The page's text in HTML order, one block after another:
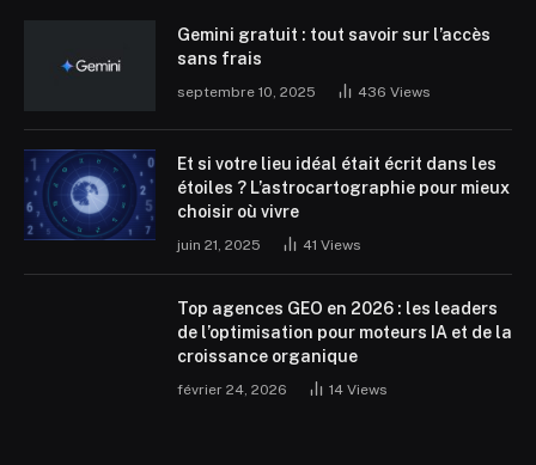
Gemini gratuit : tout savoir sur l’accès
sans frais
septembre 10, 2025 436 Views
Et si votre lieu idéal était écrit dans les
étoiles ? L’astrocartographie pour mieux
choisir où vivre
juin 21, 2025 41 Views
Top agences GEO en 2026 : les leaders
de l’optimisation pour moteurs IA et de la
croissance organique
février 24, 2026 14 Views